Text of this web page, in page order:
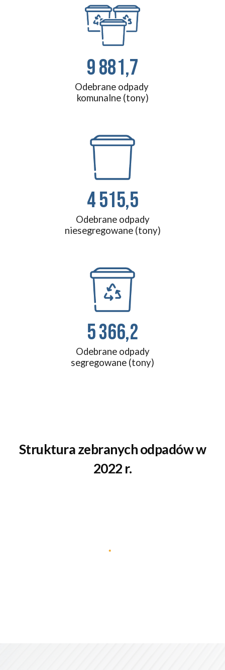
9 881,7
Odebrane odpady
komunalne (tony)
4 515,5
Odebrane odpady
niesegregowane (tony)
5 366,2
Odebrane odpady
segregowane (tony)
Struktura zebranych odpadów w
2022 r.